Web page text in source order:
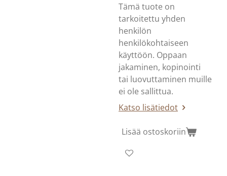
Tämä tuote on
tarkoitettu yhden
henkilön
henkilökohtaiseen
käyttöön. Oppaan
jakaminen, kopinointi
tai luovuttaminen muille
ei ole sallittua.
Katso lisätiedot
Lisää ostoskoriin